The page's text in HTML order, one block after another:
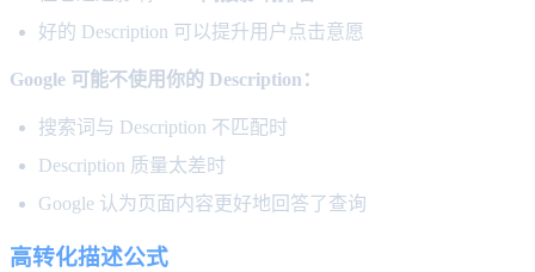
好的 Description 可以提升用户点击意愿
Google 可能不使用你的 Description：
搜索词与 Description 不匹配时
Description 质量太差时
Google 认为页面内容更好地回答了查询
高转化描述公式